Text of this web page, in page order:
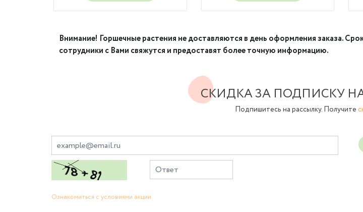
Внимание! Горшечные растения не доставляются в день оформления заказа.
сотрудники с Вами свяжутся и предоставят более точную информацию.
СКИДКА ЗА ПОДПИСКУ
Подпишитесь на рассылку. Получите
Ознакомиться с условиями акции